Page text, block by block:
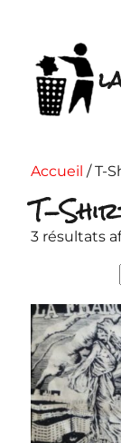
Accueil / T-
T-
3 résultats